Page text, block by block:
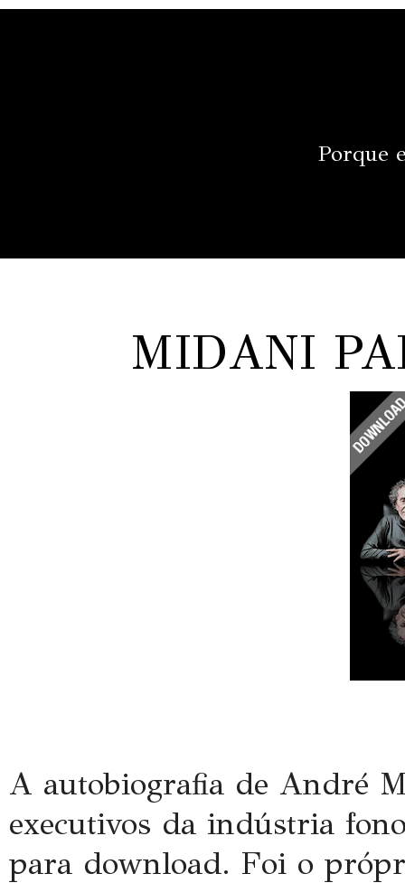
Porque
MIDANI
A autobiografia de André
executivos da indústria
para download. Foi o